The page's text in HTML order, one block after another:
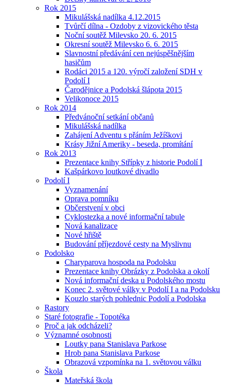
Rok 2015
Mikulášská nadílka 4.12.2015
Tvůrčí dílna - Ozdoby z vizovického těsta
Noční soutěž Milevsko 20. 6. 2015
Okresní soutěž Milevsko 6. 6. 2015
Slavnostní předávání cen nejúspěšnějším
hasičům
Rodáci 2015 a 120. výročí založení SDH v
Podolí I
Čarodějnice a Podolská šlápota 2015
Velikonoce 2015
Rok 2014
Předvánoční setkání občanů
Mikulášská nadílka
Zahájení Adventu s přáním Ježíškovi
Krásy Jižní Ameriky - beseda, promítání
Rok 2013
Prezentace knihy Střípky z historie Podolí I
Kašpárkovo loutkové divadlo
Podolí I
Vyznamenání
Oprava pomníku
Občerstvení v obci
Cyklostezka a nové informační tabule
Nová kanalizace
Nové hřiště
Budování příjezdové cesty na Myslivnu
Podolsko
Charyparova hospoda na Podolsku
Prezentace knihy Obrázky z Podolska a okolí
Nová informační deska u Podolského mostu
Konec 2. světové války v Podolí I a na Podolsku
Kouzlo starých pohlednic Podolí a Podolska
Rastory
Staré fotografie - Topotéka
Proč a jak odcházeli?
Významné osobnosti
Loutky pana Stanislava Parkose
Hrob pana Stanislava Parkose
Obrazová vzpomínka na 1. světovou válku
Škola
Mateřská škola